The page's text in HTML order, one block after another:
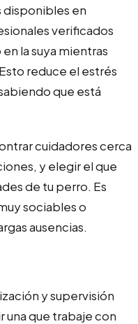
disponibles en
verificados
la suya mientras
reduce el estrés
que está
cuidadores cerca
y elegir el que
de tu perro. Es
sociables o
ausencias.
y supervisión
que trabaje con